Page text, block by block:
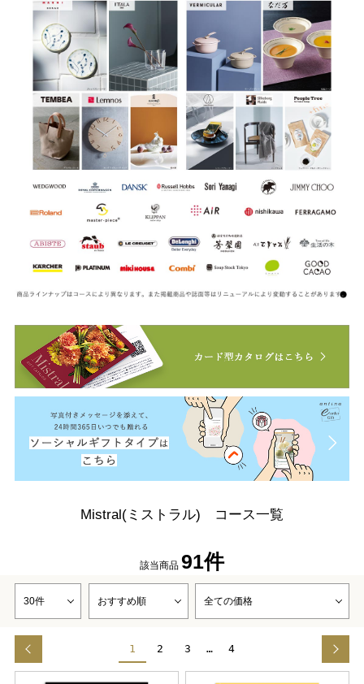
Mistral(ミストラル) コース一覧
該当商品 91件
1 2 3 … 4